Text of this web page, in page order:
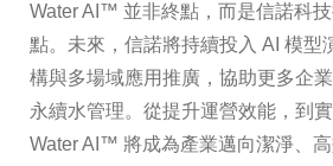
Water AI™ 並非終點，而是信諾科
點。未來，信諾將持續投入 AI 模型
構與多場域應用推廣，協助更多企
永續水管理。從提升運營效能，到實
Water AI™ 將成為產業邁向潔淨、